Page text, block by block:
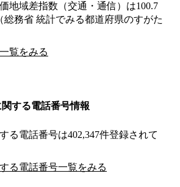
地域差指数（交通・通信）は100.7
総務省 統計でみる都道府県のすがた
覧をみる
する電話番号情報
る電話番号は402,347件登録されて
る電話番号一覧をみる